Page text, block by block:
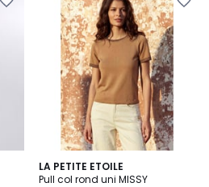
LA PETITE ETOILE
Pull col rond uni MISSY